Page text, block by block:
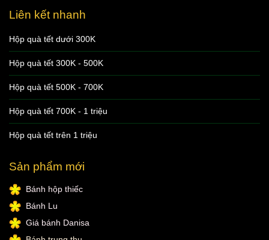
Liên kết nhanh
Hộp quà tết dưới 300K
Hộp quà tết 300K - 500K
Hộp quà tết 500K - 700K
Hộp quà tết 700K - 1 triệu
Hộp quà tết trên 1 triệu
Sản phẩm mới
Bánh hộp thiếc
Bánh Lu
Giá bánh Danisa